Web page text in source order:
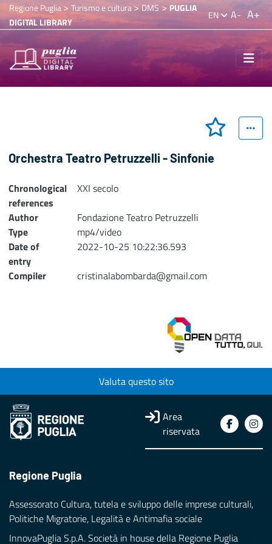
Regione Puglia> Turismo e cultura>DMS > PUGLIA
DIGITAL LIBRARY
EN A- A+
Orchestra Teatro Petruzzelli - Sinfonie
Chronological
references
XXI secolo
Author
Fondazione Teatro Petruzzelli
Type
mp4/video
Date of
entry
2022-10-25 10:22:36.593
Compiler
cristinalabombarda@gmail.com
Valuta questo sito
Area
riservata
Regione Puglia
Assessorato Cultura, tutela e sviluppo delle imprese culturali,
Politiche Migratorie, Legalità e Antimafia sociale
InnovaPuglia S.p.A. Società in house della Regione Puglia